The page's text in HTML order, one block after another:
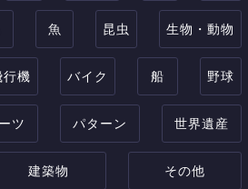
魚 昆虫 生物・動物
行機 バイク 船 野球
ツ パターン 世界遺産
建築物 その他